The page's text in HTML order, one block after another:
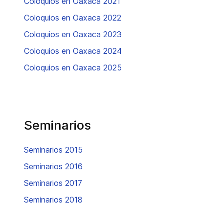
Coloquios en Oaxaca 2022
Coloquios en Oaxaca 2023
Coloquios en Oaxaca 2024
Coloquios en Oaxaca 2025
Seminarios
Seminarios 2015
Seminarios 2016
Seminarios 2017
Seminarios 2018